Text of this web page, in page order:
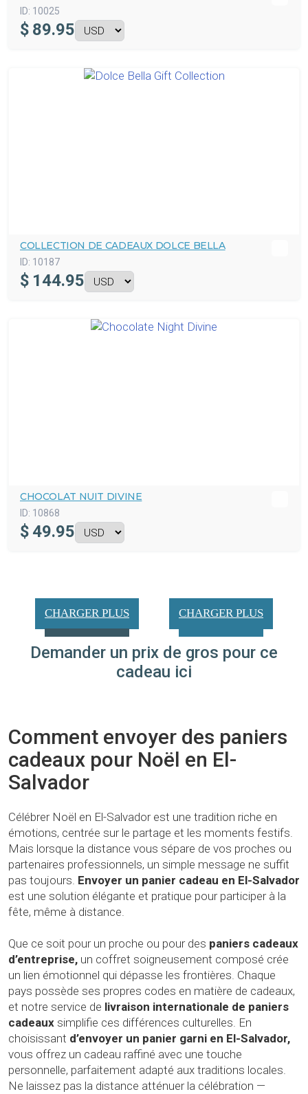
ID: 10025
$ 89.95
COLLECTION DE CADEAUX DOLCE BELLA
ID: 10187
$ 144.95
CHOCOLAT NUIT DIVINE
ID: 10868
$ 49.95
CHARGER PLUS CHARGER PLUS
Demander un prix de gros pour ce
cadeau ici
Comment envoyer des paniers
cadeaux pour Noël en El-
Salvador
Célébrer Noël en El-Salvador est une tradition riche en
émotions, centrée sur le partage et les moments festifs.
Mais lorsque la distance vous sépare de vos proches ou
partenaires professionnels, un simple message ne suffit
pas toujours. Envoyer un panier cadeau en El-Salvador
est une solution élégante et pratique pour participer à la
fête, même à distance.
Que ce soit pour un proche ou pour des paniers cadeaux
d’entreprise, un coffret soigneusement composé crée
un lien émotionnel qui dépasse les frontières. Chaque
pays possède ses propres codes en matière de cadeaux,
et notre service de livraison internationale de paniers
cadeaux simplifie ces différences culturelles. En
choisissant d’envoyer un panier garni en El-Salvador,
vous offrez un cadeau raffiné avec une touche
personnelle, parfaitement adapté aux traditions locales.
Ne laissez pas la distance atténuer la célébration —